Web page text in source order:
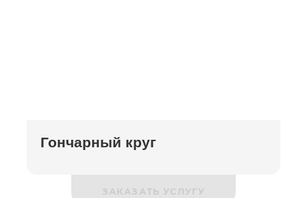
Гончарный круг
ЗАКАЗАТЬ УСЛУГУ